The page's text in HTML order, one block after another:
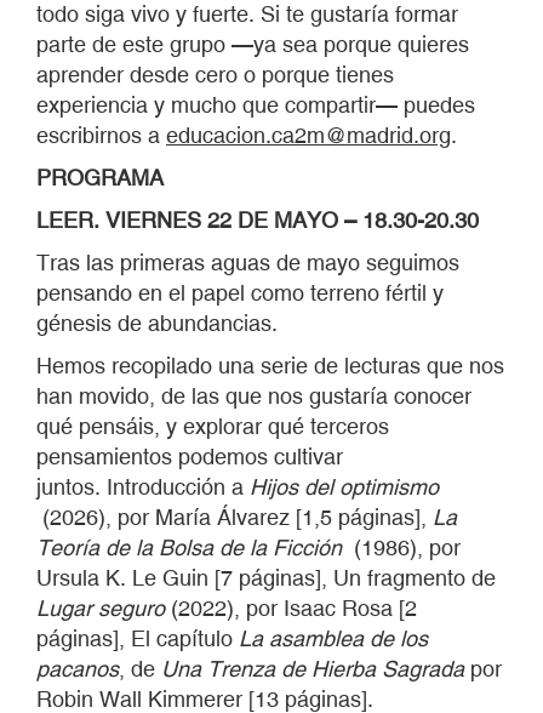
todo siga vivo y fuerte. Si te gustaría formar
parte de este grupo —ya sea porque quieres
aprender desde cero o porque tienes
experiencia y mucho que compartir— puedes
escribirnos a educacion.ca2m@madrid.org.
PROGRAMA
LEER. VIERNES 22 DE MAYO – 18.30-20.30
Tras las primeras aguas de mayo seguimos
pensando en el papel como terreno fértil y
génesis de abundancias.
Hemos recopilado una serie de lecturas que nos
han movido, de las que nos gustaría conocer
qué pensáis, y explorar qué terceros
pensamientos podemos cultivar
juntos. Introducción a Hijos del optimismo
(2026), por María Álvarez [1,5 páginas], La
Teoría de la Bolsa de la Ficción(1986), por
Ursula K. Le Guin [7 páginas], Un fragmento de
Lugar seguro (2022), por Isaac Rosa [2
páginas], El capítulo La asamblea de los
pacanos, de Una Trenza de Hierba Sagradapor
Robin Wall Kimmerer [13 páginas].